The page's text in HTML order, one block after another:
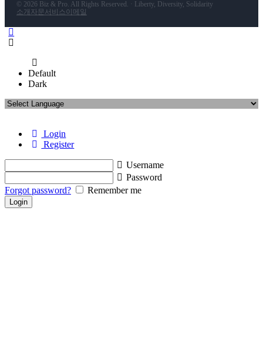
© 2026 Biz & Pro. All Rights Reserved. · Liberty, Diversity, Solidarity
소개 자문서비스이메일
Default
Dark
Login
Register
Username
Password
Forgot password?
Remember me